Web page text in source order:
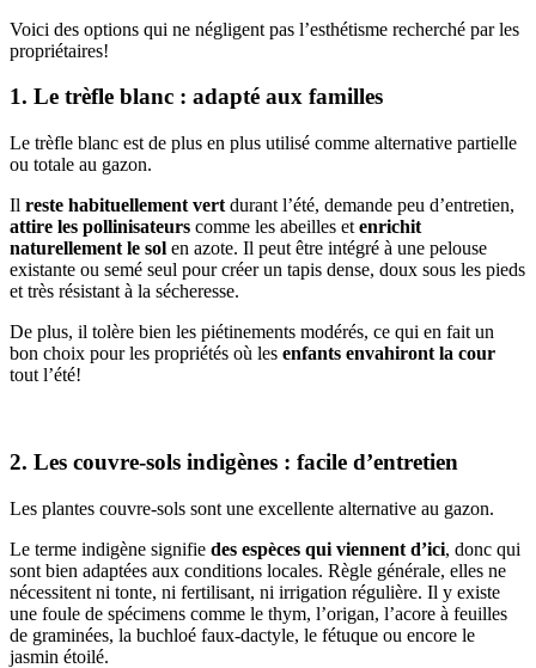
Voici des options qui ne négligent pas l’esthétisme recherché par les
propriétaires!
1. Le trèfle blanc : adapté aux familles
Le trèfle blanc est de plus en plus utilisé comme alternative partielle
ou totale au gazon.
Il reste habituellement vert durant l’été, demande peu d’entretien,
attire les pollinisateurs comme les abeilles et enrichit
naturellement le sol en azote. Il peut être intégré à une pelouse
existante ou semé seul pour créer un tapis dense, doux sous les pieds
et très résistant à la sécheresse.
De plus, il tolère bien les piétinements modérés, ce qui en fait un
bon choix pour les propriétés où les enfants envahiront la cour
tout l’été!
2. Les couvre-sols indigènes : facile d’entretien
Les plantes couvre-sols sont une excellente alternative au gazon.
Le terme indigène signifie des espèces qui viennent d’ici, donc qui
sont bien adaptées aux conditions locales. Règle générale, elles ne
nécessitent ni tonte, ni fertilisant, ni irrigation régulière. Il y existe
une foule de spécimens comme le thym, l’origan, l’acore à feuilles
de graminées, la buchloé faux-dactyle, le fétuque ou encore le
jasmin étoilé.